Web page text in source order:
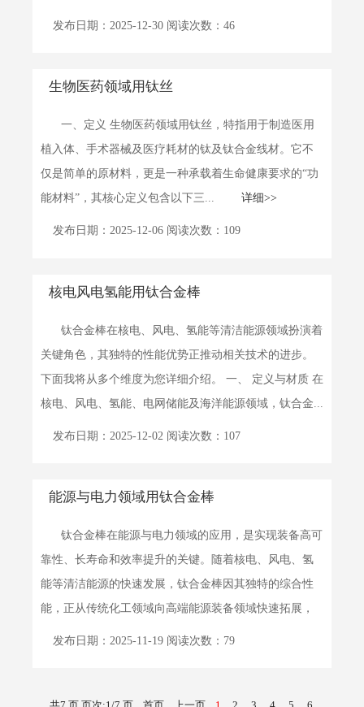
发布日期：2025-12-30 阅读次数：46
生物医药领域用钛丝
一、定义 生物医药领域用钛丝，特指用于制造医用
植入体、手术器械及医疗耗材的钛及钛合金线材。它不
仅是简单的原材料，更是一种承载着生命健康要求的“功
能材料”，其核心定义包含以下三...
详细>>
发布日期：2025-12-06 阅读次数：109
核电风电氢能用钛合金棒
钛合金棒在核电、风电、氢能等清洁能源领域扮演着
关键角色，其独特的性能优势正推动相关技术的进步。
下面我将从多个维度为您详细介绍。 一、 定义与材质 在
核电、风电、氢能、电网储能及海洋能源领域，钛合金...
详细>>
发布日期：2025-12-02 阅读次数：107
能源与电力领域用钛合金棒
钛合金棒在能源与电力领域的应用，是实现装备高可
靠性、长寿命和效率提升的关键。随着核电、风电、氢
能等清洁能源的快速发展，钛合金棒因其独特的综合性
能，正从传统化工领域向高端能源装备领域快速拓展，
成为保障国...
详细>>
发布日期：2025-11-19 阅读次数：79